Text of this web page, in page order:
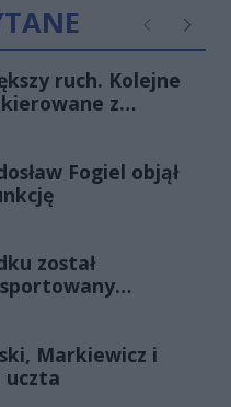
Poprzednie
ruch. Kolejne
z
Fogiel objął
został
Markiewicz i
uczta